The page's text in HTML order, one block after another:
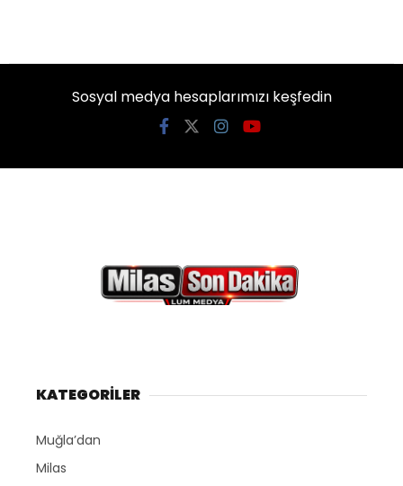
Sosyal medya hesaplarımızı keşfedin
KATEGORİLER
Muğla’dan
Milas